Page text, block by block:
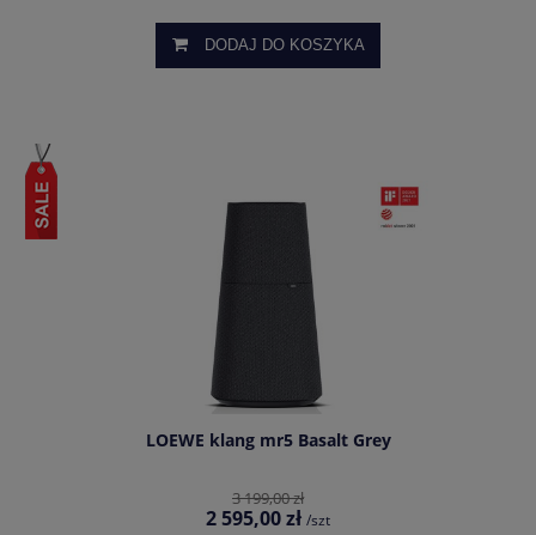
DODAJ DO KOSZYKA
LOEWE klang mr5 Basalt Grey
3 199,00 zł
2 595,00 zł /szt